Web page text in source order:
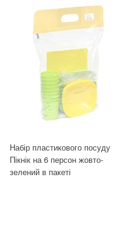
Набір пластикового посуду
Пікнік на 6 персон жовто-
зелений в пакеті